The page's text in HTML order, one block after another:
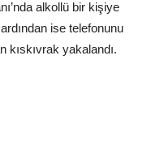
alkollü bir kişiye
ise telefonunu
kıskıvrak yakalandı.